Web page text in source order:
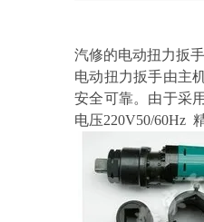
汽修的电动扭力扳手
电动扭力扳手由主
安全可靠。由于采
电压220V50/60Hz